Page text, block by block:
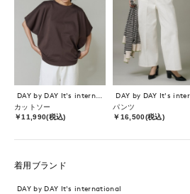
カットソー
￥11,990(税込)
パンツ
￥16,500(税込)
着用ブランド
DAY by DAY It's international